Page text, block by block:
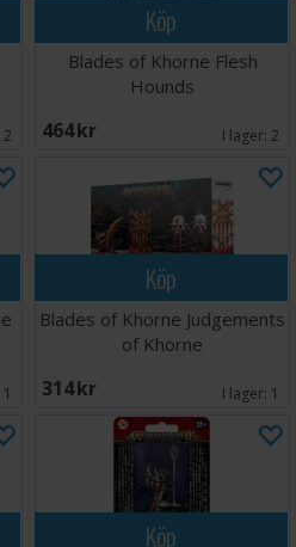
2
Köp
Blades of Khorne Flesh
Hounds
464 SEK I lager: 2
1
Köp
Blades of Khorne Judgements
of Khorne
314 SEK I lager: 1
Köp